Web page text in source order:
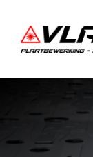
naar
inhoud
Plaatbewerking